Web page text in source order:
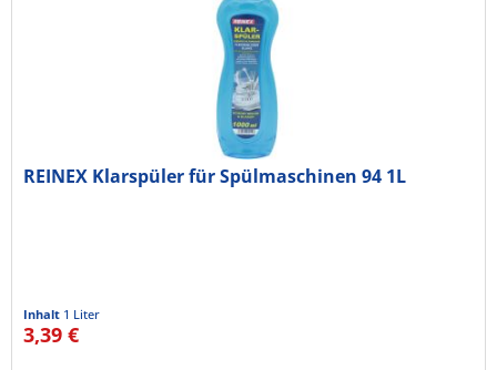
REINEX Klarspüler für Spülmaschinen 94 1L
Inhalt 1 Liter
3,39 €